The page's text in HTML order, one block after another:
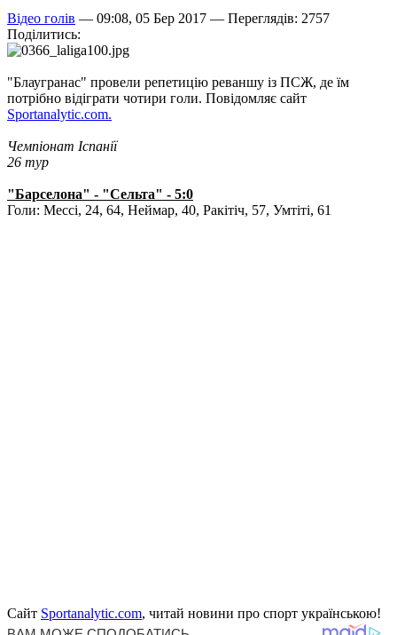
Відео голів — 09:08, 05 Бер 2017 — Переглядів: 2757
Поділитись:
"Блаугранас" провели репетицію реваншу із ПСЖ, де їм
потрібно відіграти чотири голи. Повідомляє сайт
Sportanalytic.com.
Чемпіонат Іспанії
26 тур
"Барселона" - "Сельта" - 5:0
Голи: Мессі, 24, 64, Неймар, 40, Ракітіч, 57, Умтіті, 61
Сайт Sportanalytic.com, читай новини про спорт українською!